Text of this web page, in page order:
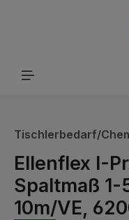
Tischlerbedarf/
Ellenflex I-
Spaltmaß 1-
10m/VE,